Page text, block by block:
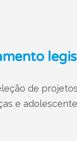
de
e